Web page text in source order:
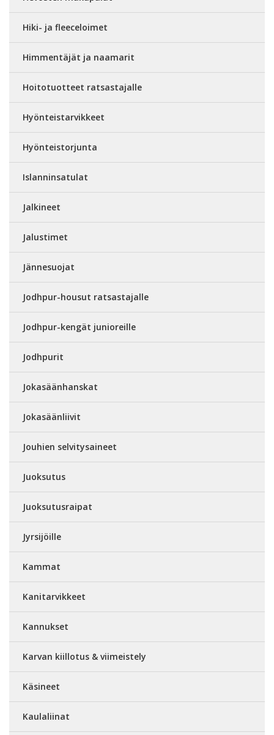
Hiki- ja fleeceloimet
Himmentäjät ja naamarit
Hoitotuotteet ratsastajalle
Hyönteistarvikkeet
Hyönteistorjunta
Islanninsatulat
Jalkineet
Jalustimet
Jännesuojat
Jodhpur-housut ratsastajalle
Jodhpur-kengät junioreille
Jodhpurit
Jokasäänhanskat
Jokasäänliivit
Jouhien selvitysaineet
Juoksutus
Juoksutusraipat
Jyrsijöille
Kammat
Kanitarvikkeet
Kannukset
Karvan kiillotus & viimeistely
Käsineet
Kaulaliinat